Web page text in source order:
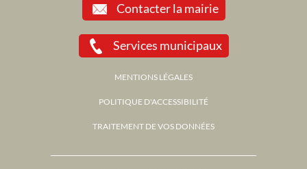
Contacter la mairie
Services municipaux
MENTIONS LÉGALES
POLITIQUE D'ACCESSIBILITÉ
TRAITEMENT DE VOS DONNÉES